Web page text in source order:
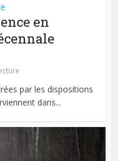
en
par les dispositions
dans...